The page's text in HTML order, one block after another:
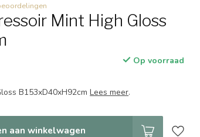
Mint High Gloss
Op voorraad
B153xD40xH92cmLees meer.
aan winkelwagen